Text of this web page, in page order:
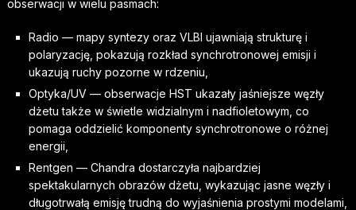
obserwacji w wielu pasmach:
Radio — mapy syntezy oraz VLBI ujawniają strukturę i
polaryzację, pokazują rozkład synchrotronowej emisji i
ukazują ruchy pozorne w rdzeniu,
Optyka/UV — obserwacje HST ukazały jaśniejsze węzły
dżetu także w świetle widzialnym i nadfioletowym, co
pomaga oddzielić komponenty synchrotronowe o różnej
energii,
Rentgen — Chandra dostarczyła najbardziej
spektakularnych obrazów dżetu, wykazując jasne węzły i
długotrwałą emisję trudną do wyjaśnienia prostymi modelami,